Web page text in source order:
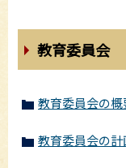
教育委員会
教育委員会の概
教育委員会の